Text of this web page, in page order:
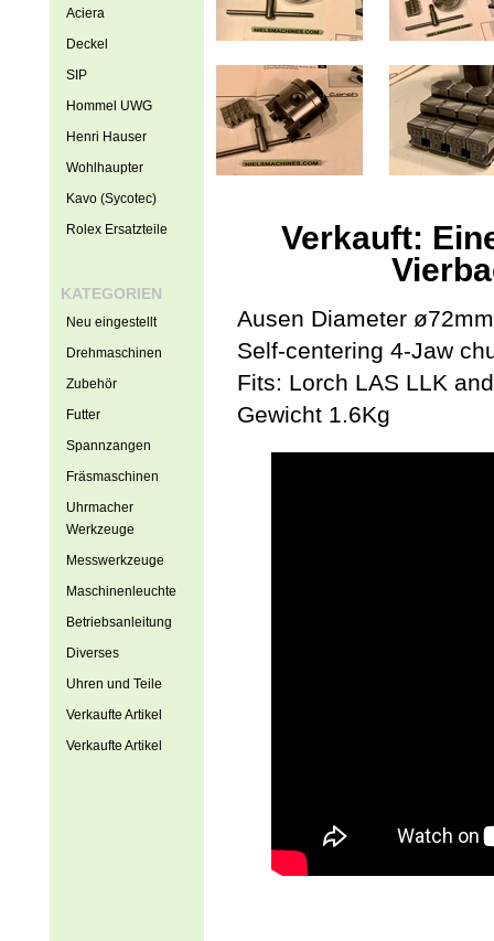
Verkauft:
Ausen Diameter ø72mm
Self-centering 4-Jaw
Fits: Lorch LAS LLK
Gewicht 1.6Kg
Aciera
Deckel
SIP
Hommel UWG
Henri Hauser
Wohlhaupter
Kavo (Sycotec)
Rolex Ersatzteile
KATEGORIEN
Neu eingestellt
Drehmaschinen
Zubehör
Futter
Spannzangen
Fräsmaschinen
Uhrmacher
Werkzeuge
Messwerkzeuge
Maschinenleuchte
Betriebsanleitung
Diverses
Uhren und Teile
Verkaufte Artikel
Verkaufte Artikel